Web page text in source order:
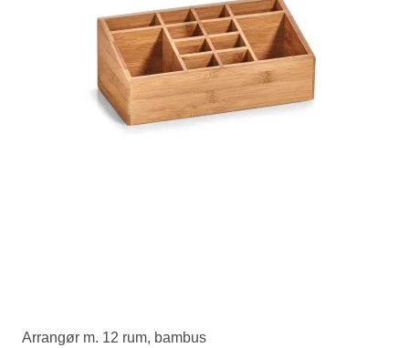
Arrangør m. 12 rum, bambus